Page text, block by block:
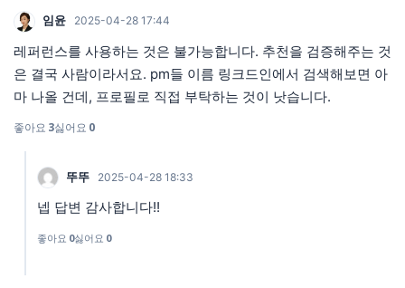
임윤 2025-04-28 17:44
레퍼런스를 사용하는 것은 불가능합니다. 추천을 검증해주는 것
은 결국 사람이라서요. pm들 이름 링크드인에서 검색해보면 아
마 나올 건데, 프로필로 직접 부탁하는 것이 낫습니다.
좋아요 3싫어요 0
뚜뚜 2025-04-28 18:33
넵 답변 감사합니다!!
좋아요 0싫어요 0